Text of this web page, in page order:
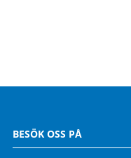
BESÖK OSS PÅ